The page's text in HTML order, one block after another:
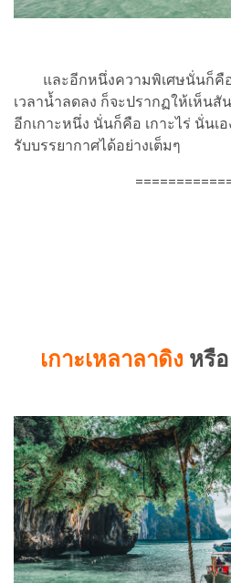
และอีกหนึ่งความพิเศษนั่นก็คือ
เวลาน้ำลดลง ก็จะปรากฏให้เห็นสั
อีกเกาะหนึ่ง นั่นก็คือ เกาะไร่ นั่นเ
รับบรรยากาศได้อย่างเต็มๆ
เกาะเหลาลาดิง หรือ